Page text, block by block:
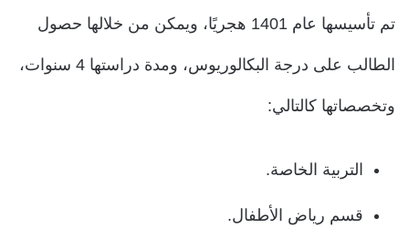
تم تأسيسها عام 1401 هجريًا، ويمكن من خلالها حصول
الطالب على درجة البكالوريوس، ومدة دراستها 4 سنوات،
وتخصصاتها كالتالي:
التربية الخاصة.
قسم رياض الأطفال.